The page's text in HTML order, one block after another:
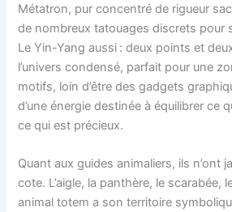
Métatron, pur concentré de rigueur
de nombreux tatouages discrets pour
Le Yin-Yang aussi : deux points et
l’univers condensé, parfait pour une
motifs, loin d’être des gadgets
d’une énergie destinée à équilibrer ce
ce qui est précieux.
Quant aux guides animaliers, ils n’ont
cote. L’aigle, la panthère, le scarabée,
animal totem a son territoire